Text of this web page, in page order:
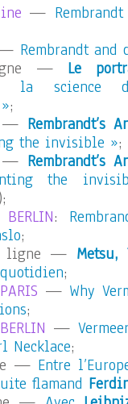
—
Rembrandt and
— Le
la science
;
— Rembrandt’s
the invisible »;
— Rembrandt’s
the
:
;
ligne — Metsu,
;
— Why
;
—
Necklace;
— Entre
flamand